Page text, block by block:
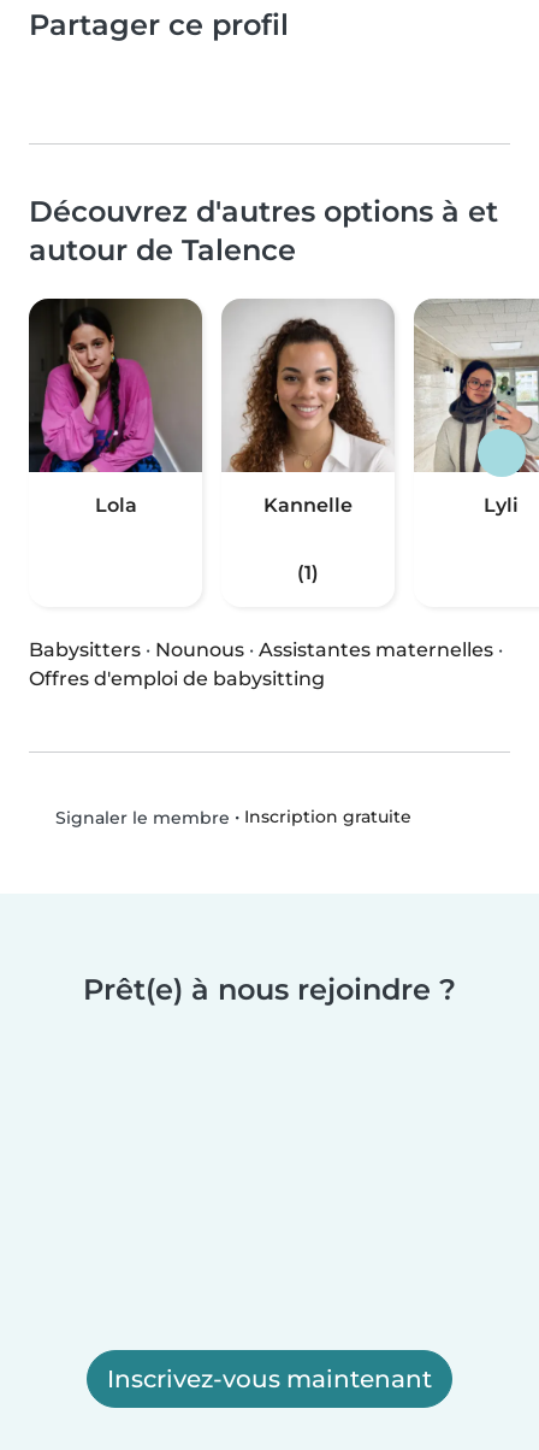
Partager ce profil
Découvrez d'autres options à et
autour de Talence
Lola Kannelle
(1)
Lyli
Babysitters · Nounous · Assistantes maternelles ·
Offres d'emploi de babysitting
Signaler le membre • Inscription gratuite
Prêt(e) à nous rejoindre ?
Inscrivez-vous maintenant